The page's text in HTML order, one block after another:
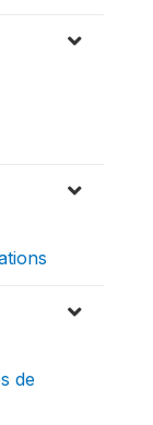
de